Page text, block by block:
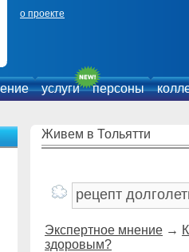
о проекте
услуги персоны
Живем в Тольятти
Экспертное мнение →
здоровым?